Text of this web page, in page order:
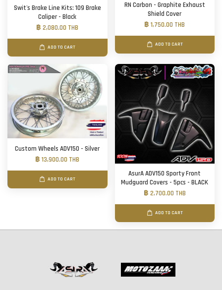
Swit's Brake Line Kits: 109 Brake
Caliper - Black
฿ 2,080.00 THB
ADD TO CART
RN Carbon - Graphite Exhaust
Shield Cover
฿ 1,750.00 THB
ADD TO CART
Custom Wheels ADV150 - Silver
฿ 13,900.00 THB
ADD TO CART
AsurA ADV150 Sporty Front
Mudguard Covers - 5pcs - BLACK
฿ 2,700.00 THB
ADD TO CART